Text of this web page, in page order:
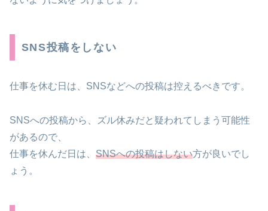
SNS投稿をしない
仕事を休む日は、SNSなどへの投稿は控えるべきです。
SNSへの投稿から、ズル休みだと疑われてしまう可能性
があるので、
仕事を休んだ日は、 SNSへの投稿はしない方が良いでし
ょう。